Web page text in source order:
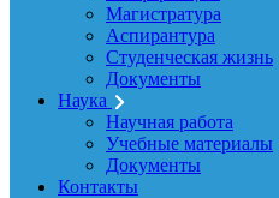
Магистратура
Аспирантура
Студенческая жизнь
Документы
Наука
Научная работа
Учебные материалы
Документы
Контакты